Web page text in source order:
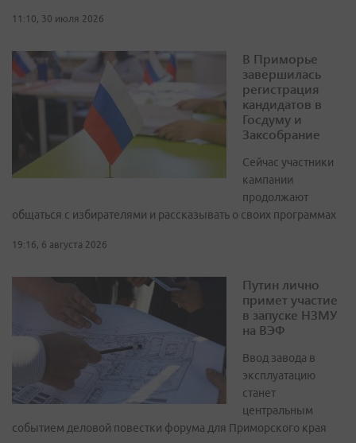
11:10, 30 июля 2026
В Приморье
завершилась
регистрация
кандидатов в
Госдуму и
Заксобрание
Сейчас участники
кампании
продолжают
общаться с избирателями и рассказывать о своих программах
19:16, 6 августа 2026
Путин лично
примет участие
в запуске НЗМУ
на ВЭФ
Ввод завода в
эксплуатацию
станет
центральным
событием деловой повестки форума для Приморского края